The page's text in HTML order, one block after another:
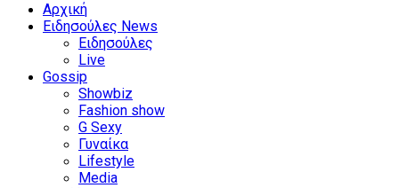
Αρχική
Ειδησούλες News
Ειδησούλες
Live
Gossip
Showbiz
Fashion show
G Sexy
Γυναίκα
Lifestyle
Media